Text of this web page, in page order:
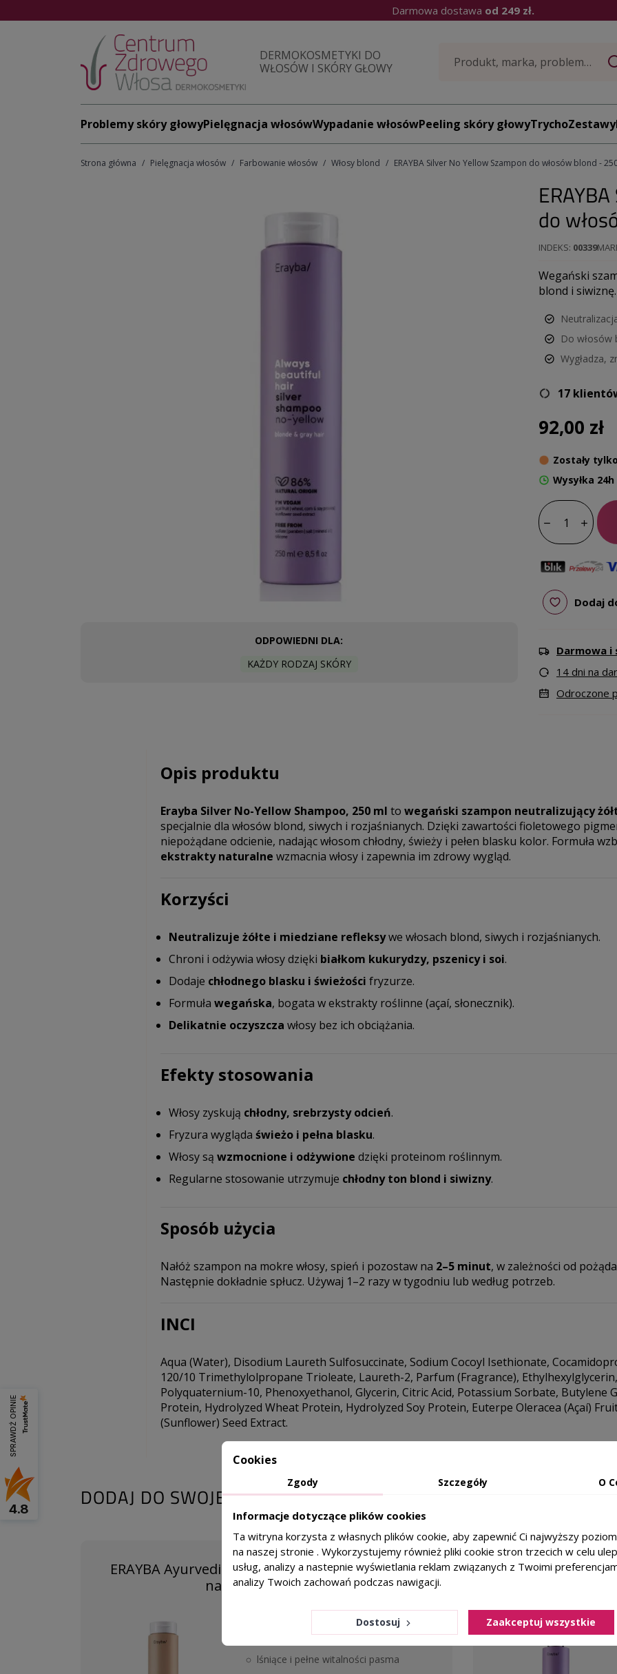
Darmowa dostawa od 249 zł.
DERMOKOSMETYKI DO
WŁOSÓW I SKÓRY GŁOWY
Problemy skóry głowyPielęgnacja włosówWypadanie włosówPeeling skóry głowyTrychoZestawy
Strona główna Pielęgnacja włosów Farbowanie włosów Włosy blond ERAYBA Silver No Yellow Szampon do włosów blond -
ODPOWIEDNI DLA:
KAŻDY RODZAJ SKÓRY
do
INDEKS 00339
Wegański
blond i siwiznę.
Do włosów
Wygładza,
17
92,00 zł
Zostały
Wysyłka 24h
Dodaj
Darmowa i
14 dni na
Odroczone
Opis produktu
Erayba Silver No-Yellow Shampoo, 250 ml to wegański szampon neutralizujący
specjalnie dla włosów blond, siwych i rozjaśnianych. Dzięki zawartości fioletowego
niepożądane odcienie, nadając włosom chłodny, świeży i pełen blasku kolor. Formuła
ekstrakty naturalne wzmacnia włosy i zapewnia im zdrowy wygląd.
Korzyści
Neutralizuje żółte i miedziane refleksywe włosach blond, siwych i rozjaśnianych.
Chroni i odżywia włosy dzięki białkom kukurydzy, pszenicy i soi.
Dodaje chłodnego blasku i świeżości fryzurze.
Formuła wegańska, bogata w ekstrakty roślinne (açaí, słonecznik).
Delikatnie oczyszcza włosy bez ich obciążania.
Efekty stosowania
Włosy zyskują chłodny, srebrzysty odcień.
Fryzura wygląda świeżo i pełna blasku.
Włosy są wzmocnione i odżywione dzięki proteinom roślinnym.
Regularne stosowanie utrzymuje chłodny ton blond i siwizny.
Sposób użycia
Nałóż szampon na mokre włosy, spień i pozostaw na 2–5 minut, w zależności od
Następnie dokładnie spłucz. Używaj 1–2 razy w tygodniu lub według potrzeb.
INCI
Aqua (Water), Disodium Laureth Sulfosuccinate, Sodium Cocoyl Isethionate,
120/10 Trimethylolpropane Trioleate, Laureth-2, Parfum (Fragrance),
Polyquaternium-10, Phenoxyethanol, Glycerin, Citric Acid, Potassium Sorbate, Butylene
Protein, Hydrolyzed Wheat Protein, Hydrolyzed Soy Protein, Euterpe Oleracea (Açaí)
(Sunflower) Seed Extract.
DODAJ DO SWOJEJ KURACJI
ERAYBA Ayurvedic Shampoo Wegański szampon
nawilżający - 250ml
suche, matowe włosy
lśniące i pełne witalności pasma
favorite_border
ERAYBA Silver
SPRAWDŹ OPINIE
4.8
Cookies
Zgody Szczegóły O
Informacje dotyczące plików cookies
Ta witryna korzysta z własnych plików cookie, aby zapewnić Ci najwyższy
na naszej stronie . Wykorzystujemy również pliki cookie stron trzecich w celu
usług, analizy a nastepnie wyświetlania reklam związanych z Twoimi
analizy Twoich zachowań podczas nawigacji.
Dostosuj Zaakceptuj wszystkie